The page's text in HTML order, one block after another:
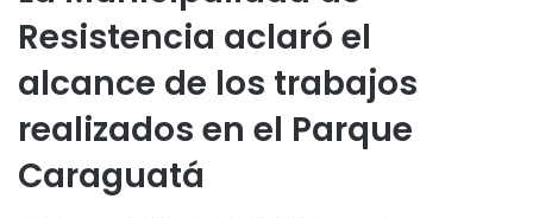
Resistencia aclaró el
alcance de los trabajos
realizados en el Parque
Caraguatá